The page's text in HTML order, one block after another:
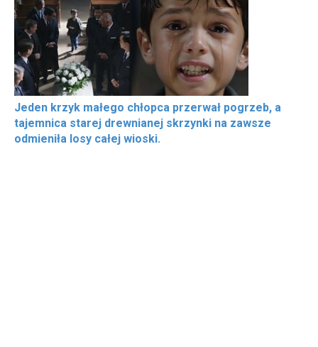
Jeden krzyk małego chłopca przerwał pogrzeb, a
tajemnica starej drewnianej skrzynki na zawsze
odmieniła losy całej wioski.